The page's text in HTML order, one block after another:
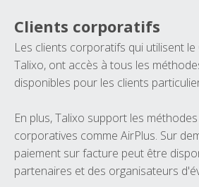
Clients corporatifs
Les clients corporatifs qui utilisent
Talixo, ont accès à tous les
disponibles pour les clients
En plus, Talixo support les
corporatives comme AirPlus. Sur
paiement sur facture peut être
partenaires et des organisateurs